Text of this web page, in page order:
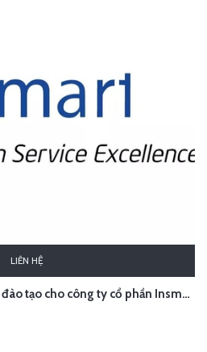
LIÊN HỆ
Dịch vụ quay chương trình đào tạo cho công ty cổ phần Insmart